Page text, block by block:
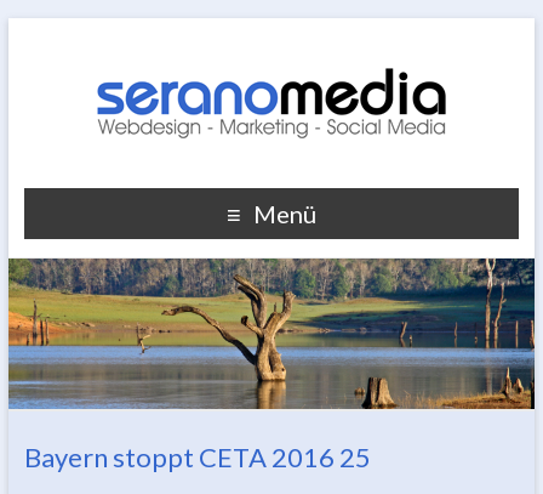
Menü
Bayern stoppt CETA 2016 25